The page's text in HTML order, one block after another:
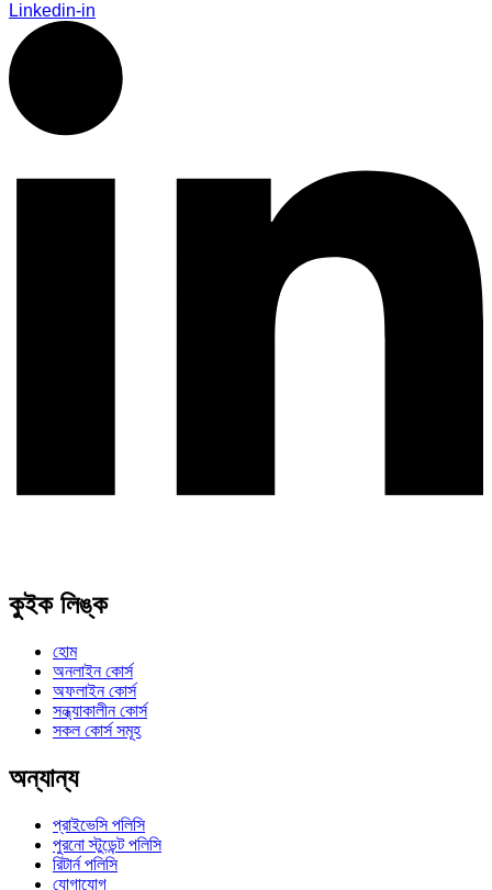
Linkedin-in
কুইক লিঙ্ক
হোম
অনলাইন কোর্স
অফলাইন কোর্স
সন্ধ্যাকালীন কোর্স
সকল কোর্স সমূহ
অন্যান্য
প্রাইভেসি পলিসি
পুরনো স্টুডেন্ট পলিসি
রিটার্ন পলিসি
যোগাযোগ